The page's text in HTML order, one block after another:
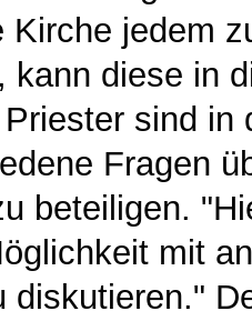
Kirche jedem
kann diese in
sind in
Fragen
beteiligen.
mit
diskutieren."